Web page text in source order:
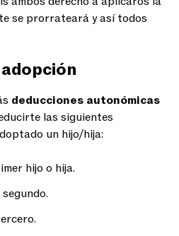
se prorrateará y así todos
deducciones autonómicas
las siguientes
un hijo/hija:
hijo o hija.